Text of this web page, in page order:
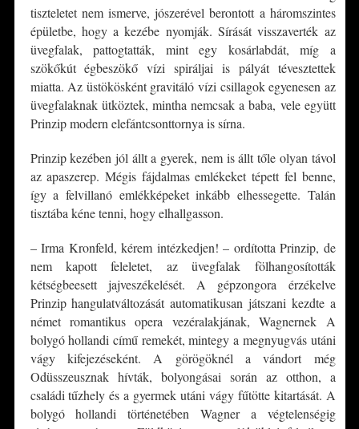
tiszteletet nem ismerve, jószerével berontott a háromszintes
épületbe, hogy a kezébe nyomják. Sírását visszaverték az
üvegfalak, pattogtatták, mint egy kosárlabdát, míg a
szökőkút égbeszökő vízi spiráljai is pályát tévesztettek
miatta. Az üstökösként gravitáló vízi csillagok egyenesen az
üvegfalaknak ütköztek, mintha nemcsak a baba, vele együtt
Prinzip modern elefántcsonttornya is sírna.
Prinzip kezében jól állt a gyerek, nem is állt tőle olyan távol
az apaszerep. Mégis fájdalmas emlékeket tépett fel benne,
így a felvillanó emlékképeket inkább elhessegette. Talán
tisztába kéne tenni, hogy elhallgasson.
– Irma Kronfeld, kérem intézkedjen! – ordította Prinzip, de
nem kapott feleletet, az üvegfalak fölhangosították
kétségbeesett jajveszékelését. A gépzongora érzékelve
Prinzip hangulatváltozását automatikusan játszani kezdte a
német romantikus opera vezéralakjának, Wagnernek A
bolygó hollandi című remekét, mintegy a megnyugvás utáni
vágy kifejezéseként. A görögöknél a vándort még
Odüsszeusznak hívták, bolyongásai során az otthon, a
családi tűzhely és a gyermek utáni vágy fűtötte kitartását. A
bolygó hollandi történetében Wagner a végtelenségig